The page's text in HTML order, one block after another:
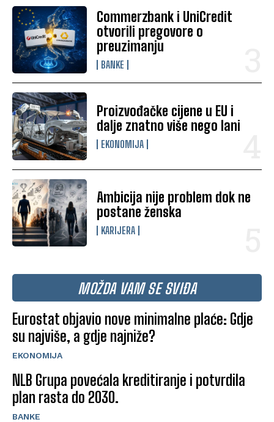
Commerzbank i UniCredit
otvorili pregovore o
preuzimanju
BANKE
Proizvođačke cijene u EU i
dalje znatno više nego lani
EKONOMIJA
Ambicija nije problem dok ne
postane ženska
KARIJERA
MOŽDA VAM SE SVIĐA
Eurostat objavio nove minimalne plaće: Gdje
su najviše, a gdje najniže?
EKONOMIJA
NLB Grupa povećala kreditiranje i potvrdila
plan rasta do 2030.
BANKE